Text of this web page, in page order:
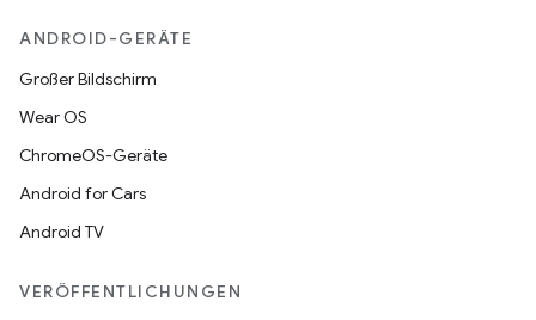
ANDROID-GERÄTE
Großer Bildschirm
Wear OS
ChromeOS-Geräte
Android for Cars
Android TV
VERÖFFENTLICHUNGEN